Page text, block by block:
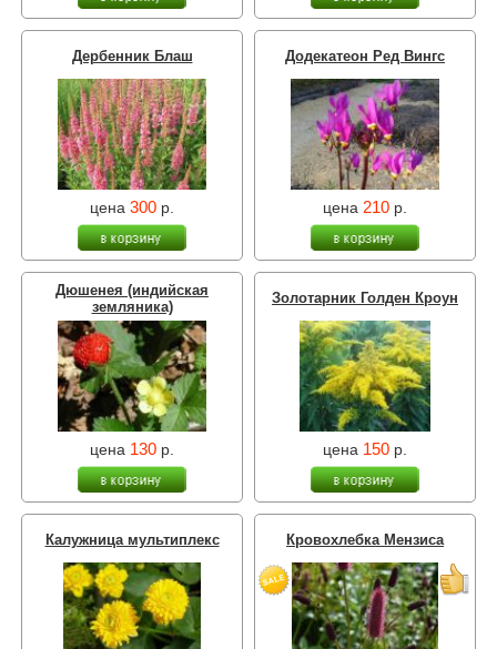
Дербенник Блаш
цена 300 р.
Додекатеон Ред Вингс
цена 210 р.
Дюшенея (индийская
земляника)
цена 130 р.
Золотарник Голден Кроун
цена 150 р.
Калужница мультиплекс Кровохлебка Мензиса